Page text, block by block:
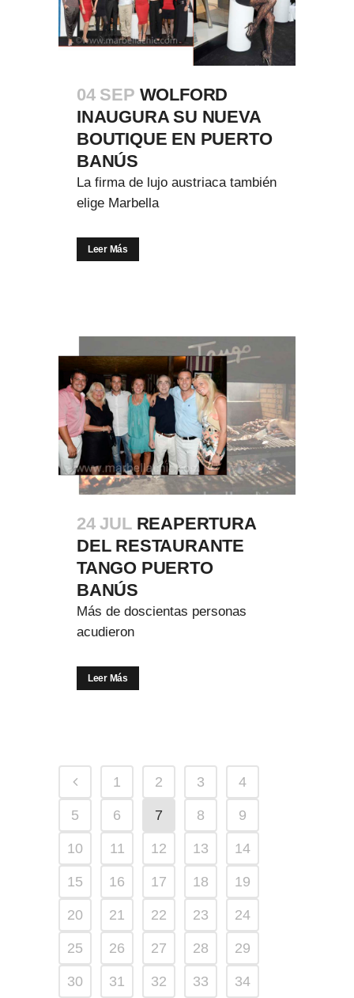
04 SEP WOLFORD
INAUGURA SU NUEVA
BOUTIQUE EN PUERTO
BANÚS
La firma de lujo austriaca también
elige Marbella
Leer Más
24 JUL REAPERTURA
DEL RESTAURANTE
TANGO PUERTO
BANÚS
Más de doscientas personas
acudieron
Leer Más
1 2 3 4
5 6 7 8 9
10 11 12 13 14
15 16 17 18 19
20 21 22 23 24
25 26 27 28 29
30 31 32 33 34